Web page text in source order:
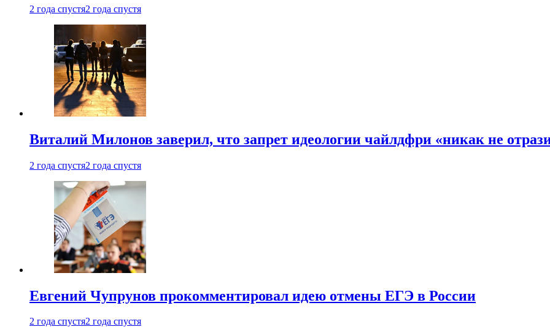
2 года спустя2 года спустя
Виталий Милонов заверил, что запрет идеологии чайлдфри «никак не
2 года спустя2 года спустя
Евгений Чупрунов прокомментировал идею отмены ЕГЭ в России
2 года спустя2 года спустя